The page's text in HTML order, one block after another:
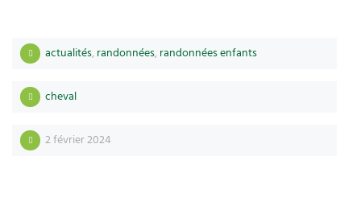
actualités,randonnées,randonnées enfants
cheval
2 février 2024